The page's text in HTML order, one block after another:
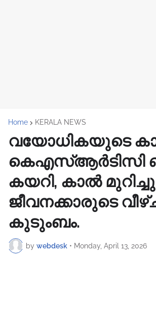
Home KERALA NEWS
വയോധികയുടെ
കെഎസ്ആർടിസി
കയറി, കാൽ മുറിച്ചു
ജീവനക്കാരുടെ
കുടുംബം.
by webdesk • Monday, April 13, 2026